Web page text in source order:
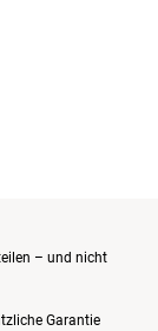
– und nicht
Garantie